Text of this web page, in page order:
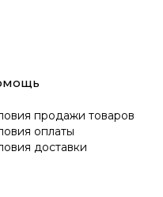
продажи товаров
оплаты
доставки